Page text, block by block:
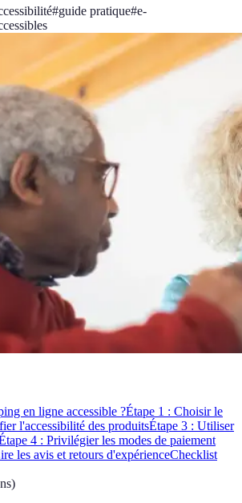
#guide pratique#e-
en ligne accessible ?Étape 1 : Choisir le
l'accessibilité des produitsÉtape 3 : Utiliser
4 : Privilégier les modes de paiement
les avis et retours d'expérienceChecklist
)